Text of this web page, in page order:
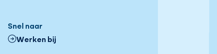
Snel naar
Werken bij